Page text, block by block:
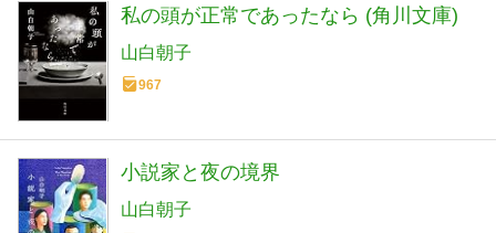
私の頭が正常であったなら (角川文庫)
山白朝子
967
小説家と夜の境界
山白朝子